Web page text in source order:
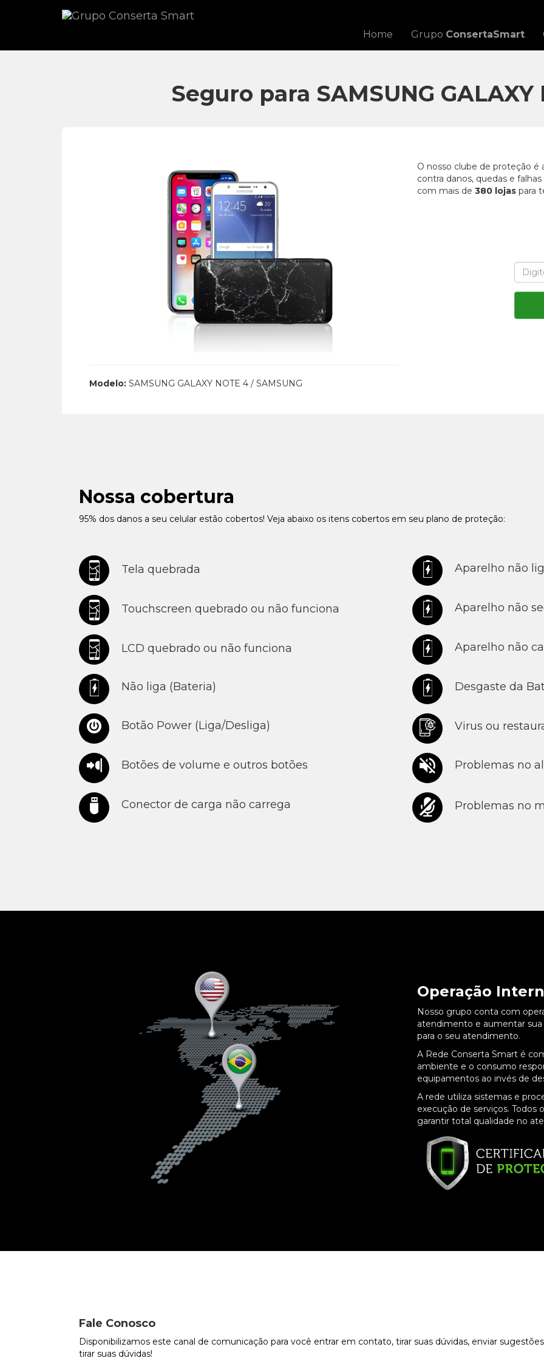
Home Grupo ConsertaSmart
Seguro para SAMSUNG GALAXY
Modelo: SAMSUNG GALAXY NOTE 4 / SAMSUNG
O nosso clube de proteção
contra danos, quedas e
com mais de 380 lojas para
Nossa cobertura
95% dos danos a seu celular estão cobertos! Veja abaixo os itens cobertos em seu plano de proteção:
Tela quebrada
Touchscreen quebrado ou não funciona
LCD quebrado ou não funciona
Não liga (Bateria)
Botão Power (Liga/Desliga)
Botões de volume e outros botões
Conector de carga não carrega
Aparelho não
Aparelho não
Aparelho não
Desgaste da
Virus ou
Problemas no
Problemas no
Operação
Nosso grupo conta com
atendimento e aumentar sua
para o seu atendimento.
A Rede Conserta Smart é
ambiente e o consumo
equipamentos ao invés de
A rede utiliza sistemas e
execução de serviços. Todos
garantir total qualidade no
Fale Conosco
Disponibilizamos este canal de comunicação para você entrar em contato, tirar suas dúvidas, enviar
tirar suas dúvidas!